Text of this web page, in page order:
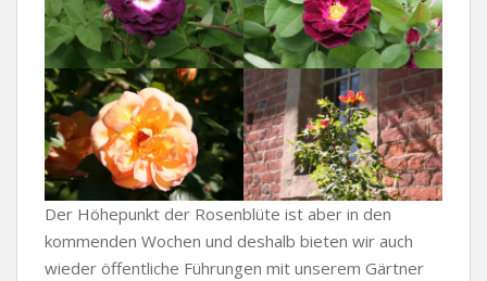
Der Höhepunkt der Rosenblüte ist aber in den
kommenden Wochen und deshalb bieten wir auch
wieder öffentliche Führungen mit unserem Gärtner